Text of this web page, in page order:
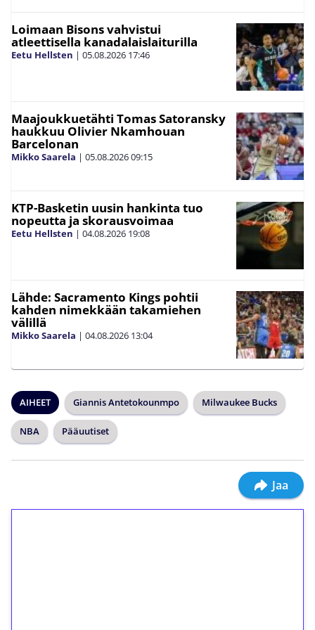
Loimaan Bisons vahvistui
atleettisella kanadalaislaiturilla
Eetu Hellsten | 05.08.2026 17:46
Maajoukkuetähti Tomas Satoransky
haukkuu Olivier Nkamhouan
Barcelonan
Mikko Saarela | 05.08.202609:15
KTP-Basketin uusin hankinta tuo
nopeutta ja skorausvoimaa
Eetu Hellsten | 04.08.2026 19:08
Lähde: Sacramento Kings pohtii
kahden nimekkään takamiehen
välillä
Mikko Saarela | 04.08.2026 13:04
AIHEET Giannis Antetokounmpo Milwaukee Bucks
NBA Pääuutiset
Jaa